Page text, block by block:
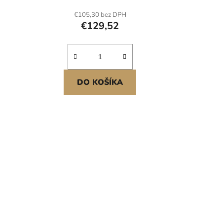
€105,30 bez DPH
€129,52
DO KOŠÍKA